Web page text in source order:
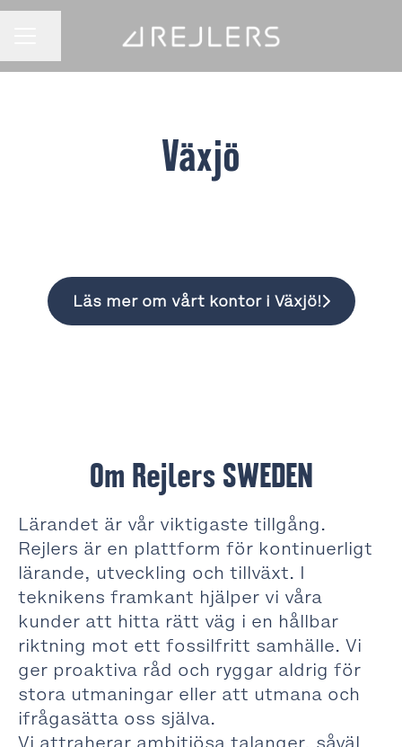
KARRIÄRMENY
Växjö
Läs mer om vårt kontor i Växjö!
Om Rejlers SWEDEN
Lärandet är vår viktigaste tillgång.
Rejlers är en plattform för kontinuerligt
lärande, utveckling och tillväxt. I
teknikens framkant hjälper vi våra
kunder att hitta rätt väg i en hållbar
riktning mot ett fossilfritt samhälle. Vi
ger proaktiva råd och ryggar aldrig för
stora utmaningar eller att utmana och
ifrågasätta oss själva.